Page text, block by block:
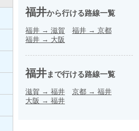
福井から行ける路線一覧
福井 → 滋賀 福井 → 京都
福井 → 大阪
福井まで行ける路線一覧
滋賀 → 福井 京都 → 福井
大阪 → 福井